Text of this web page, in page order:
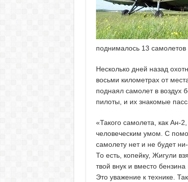
поднималось 13 самолетов
Несколько дней назад
восьми километрах от
поднаял самолет в воздух
пилоты, и их знакомые
«Такого самолета, как Ан-
человеческим умом. С
самолету нет и не будет
То есть, копейку, Жигули
твой внук и вместо
Это уважение к технике.